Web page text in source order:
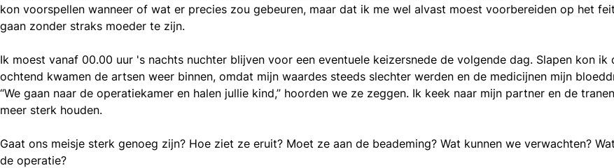
kon voorspellen wanneer of wat er precies zou gebeuren, maar dat ik me wel alvast moest voorbereiden op het
gaan zonder straks moeder te zijn.
Ik moest vanaf 00.00 uur 's nachts nuchter blijven voor een eventuele keizersnede de volgende dag. Slapen kon
ochtend kwamen de artsen weer binnen, omdat mijn waardes steeds slechter werden en de medicijnen mijn
“We gaan naar de operatiekamer en halen jullie kind,” hoorden we ze zeggen. Ik keek naar mijn partner en de
meer sterk houden.
Gaat ons meisje sterk genoeg zijn? Hoe ziet ze eruit? Moet ze aan de beademing? Wat kunnen we verwachten?
de operatie?